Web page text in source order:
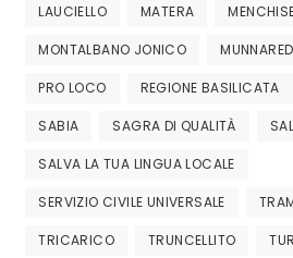
LAUCIELLO MATERA
MONTALBANO JONICO
PRO LOCO REGIONE BASILICATA
SABIA SAGRA DI QUALITÀ
SALVA LA TUA LINGUA LOCALE
SERVIZIO CIVILE UNIVERSALE
TRICARICO TRUNCELLITO